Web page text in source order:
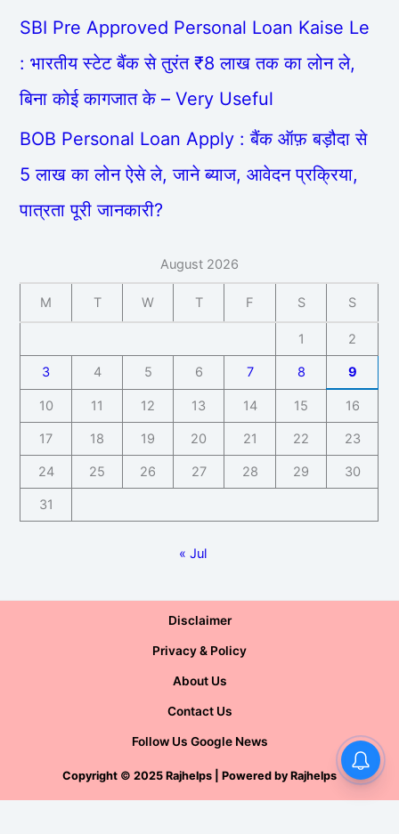
SBI Pre Approved Personal Loan Kaise Le
: भारतीय स्टेट बैंक से तुरंत ₹8 लाख तक का लोन ले,
बिना कोई कागजात के – Very Useful
BOB Personal Loan Apply : बैंक ऑफ़ बड़ौदा से
5 लाख का लोन ऐसे ले, जाने ब्याज, आवेदन प्रक्रिया,
पात्रता पूरी जानकारी?
August 2026
M T W T F S S
1 2
3 4 5 6 7 8 9
10 11 12 13 14 15 16
17 18 19 20 21 22 23
24 25 26 27 28 29 30
31
« Jul
Disclaimer
Privacy & Policy
About Us
Contact Us
Follow Us Google News
Copyright © 2025 Rajhelps | Powered by Rajhelps